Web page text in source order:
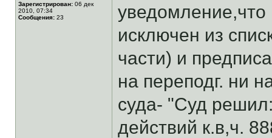
Зарегистрирован: 06 дек
2010, 07:34
Сообщения: 23
уведомление,что
исключен из
части) и
на переподг. ни
суда- "Суд
действий к.в,ч.